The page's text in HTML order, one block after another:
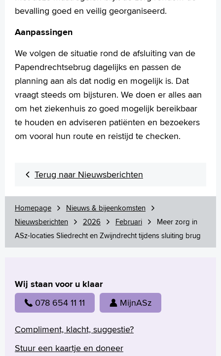
bevalling goed en veilig georganiseerd.
Aanpassingen
We volgen de situatie rond de afsluiting van de
Papendrechtsebrug dagelijks en passen de
planning aan als dat nodig en mogelijk is. Dat
vraagt steeds om bijsturen. We doen er alles aan
om het ziekenhuis zo goed mogelijk bereikbaar
te houden en adviseren patiënten en bezoekers
om vooral hun route en reistijd te checken.
Terug naar Nieuwsberichten
Homepage
Nieuws & bijeenkomsten
Nieuwsberichten
2026 Februari
Meer zorg in
ASz-locaties Sliedrecht en Zwijndrecht tijdens sluiting brug
Wij staan voor u klaar
078 654 11 11 MijnASz
Compliment, klacht, suggestie?
Stuur een kaartje en doneer